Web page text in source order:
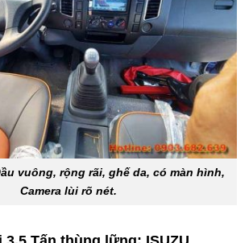
vuông, rộng rãi, ghế da, có màn hình,
Camera lùi rõ nét.